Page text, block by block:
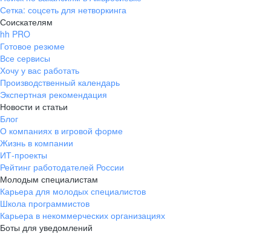
Сетка: соцсеть для нетворкинга
Соискателям
hh PRO
Готовое резюме
Все сервисы
Хочу у вас работать
Производственный календарь
Экспертная рекомендация
Новости и статьи
Блог
О компаниях в игровой форме
Жизнь в компании
ИТ-проекты
Рейтинг работодателей России
Молодым специалистам
Карьера для молодых специалистов
Школа программистов
Карьера в некоммерческих организациях
Боты для уведомлений